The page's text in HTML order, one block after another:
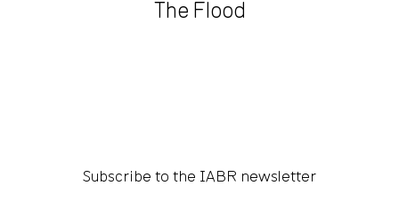
The Flood
Subscribe to the IABR newsletter